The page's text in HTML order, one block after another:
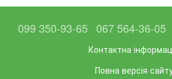
099 350-93-65 067 564-36-05
Контактна
Повна версія